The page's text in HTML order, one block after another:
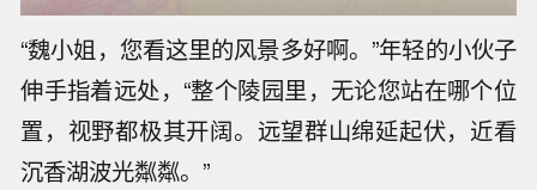
“魏小姐，您看这里的风景多好啊。”年轻的小伙子
伸手指着远处，“整个陵园里，无论您站在哪个位
置，视野都极其开阔。远望群山绵延起伏，近看
沉香湖波光粼粼。”